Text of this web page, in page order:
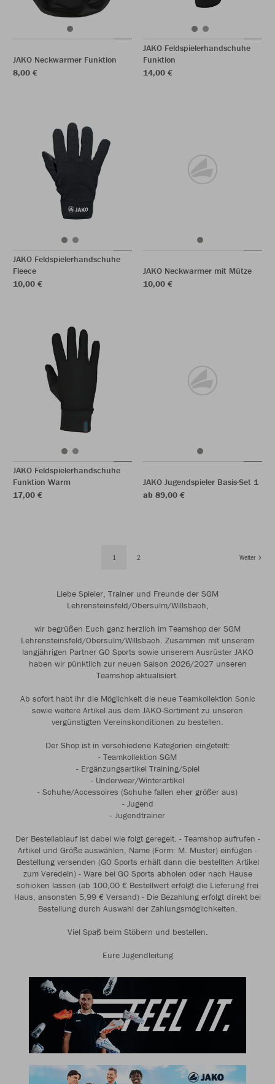
JAKO Neckwarmer Funktion
8,00 €
JAKO Feldspielerhandschuhe
Funktion
14,00 €
JAKO Feldspielerhandschuhe
Fleece
10,00 €
JAKO Neckwarmer mit Mütze
10,00 €
JAKO Feldspielerhandschuhe
Funktion Warm
17,00 €
JAKO Jugendspieler Basis-Set 1
ab 89,00 €
1 2 Weiter
Liebe Spieler, Trainer und Freunde der SGM
Lehrensteinsfeld/Obersulm/Willsbach,
wir begrüßen Euch ganz herzlich im Teamshop der SGM
Lehrensteinsfeld/Obersulm/Willsbach. Zusammen mit unserem
langjährigen Partner GO Sports sowie unserem Ausrüster JAKO
haben wir pünktlich zur neuen Saison 2026/2027 unseren
Teamshop aktualisiert.
Ab sofort habt ihr die Möglichkeit die neue Teamkollektion Sonic
sowie weitere Artikel aus dem JAKO-Sortiment zu unseren
vergünstigten Vereinskonditionen zu bestellen.
Der Shop ist in verschiedene Kategorien eingeteilt:
- Teamkollektion SGM
- Ergänzungsartikel Training/Spiel
- Underwear/Winterartikel
- Schuhe/Accessoires (Schuhe fallen eher größer aus)
- Jugend
- Jugendtrainer
Der Bestellablauf ist dabei wie folgt geregelt. - Teamshop aufrufen -
Artikel und Größe auswählen, Name (Form: M. Muster) einfügen -
Bestellung versenden (GO Sports erhält dann die bestellten Artikel
zum Veredeln) - Ware bei GO Sports abholen oder nach Hause
schicken lassen (ab 100,00 € Bestellwert erfolgt die Lieferung frei
Haus, ansonsten 5,99 € Versand) - Die Bezahlung erfolgt direkt bei
Bestellung durch Auswahl der Zahlungsmöglichkeiten.
Viel Spaß beim Stöbern und bestellen.
Eure Jugendleitung